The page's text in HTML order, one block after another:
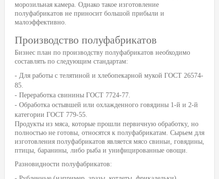
морозильная камера. Однако такое изготовление
полуфабрикатов не приносит большой прибыли и
малоэффективно.
Производство полуфабрикатов
Бизнес план по производству полуфабрикатов необходимо
составлять по следующим стандартам:
- Для работы с телятиной и хлебопекарной мукой ГОСТ 26574-
85.
- Переработка свинины ГОСТ 7724-77.
- Обработка остывшей или охлажденного говядины 1-й и 2-й
категории ГОСТ 779-55.
Продукты из мяса, которые прошли первичную обработку, но
полностью не готовы, относятся к полуфабрикатам. Сырьем для
изготовления полуфабрикатов является мясо свиньи, говядины,
птицы, баранины, либо рыба и унифицированные овощи.
Разновидности полуфабрикатов: